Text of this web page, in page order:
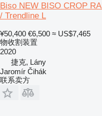
Biso NEW BISO CROP
/ Trendline L
¥50,400 €6,500 ≈ US$7,465
物收割装置
2020
捷克, Lány
Jaromír Čihák
联系卖方